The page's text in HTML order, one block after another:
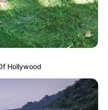
Hollywood